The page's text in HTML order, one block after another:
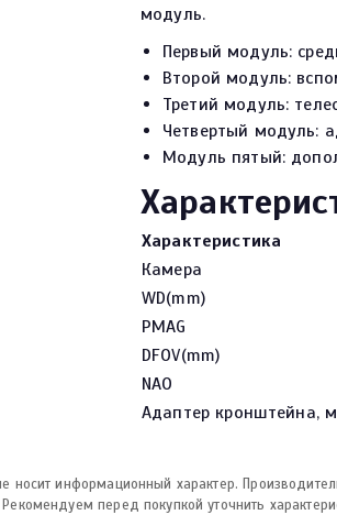
модуль.
Первый модуль:
Второй модуль:
Третий модуль:
Четвертый модуль:
Модуль пятый:
Характеристика
Камера
WD(mm)
PMAG
DFOV(mm)
NAO
Адаптер кронштейна,
носит информационный характер.
перед покупкой уточнить